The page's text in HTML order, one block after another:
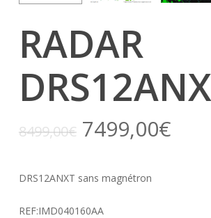
RADAR
8499,00€ 7499,00€
DRS12ANXT sans magnétron
REF:IMD040160AA